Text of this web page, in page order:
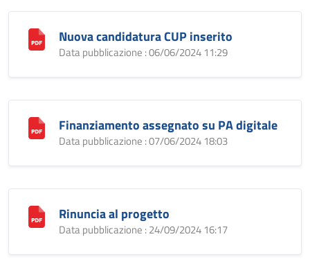
Nuova candidatura CUP inserito
Data pubblicazione : 06/06/2024 11:29
Finanziamento assegnato su PA digitale
Data pubblicazione : 07/06/2024 18:03
Rinuncia al progetto
Data pubblicazione : 24/09/2024 16:17